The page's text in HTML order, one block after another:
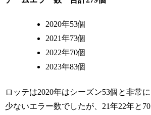
2020年53個
2021年73個
2022年70個
2023年83個
ロッテは2020年はシーズン53個と非常に
少ないエラー数でしたが、21年22年と70